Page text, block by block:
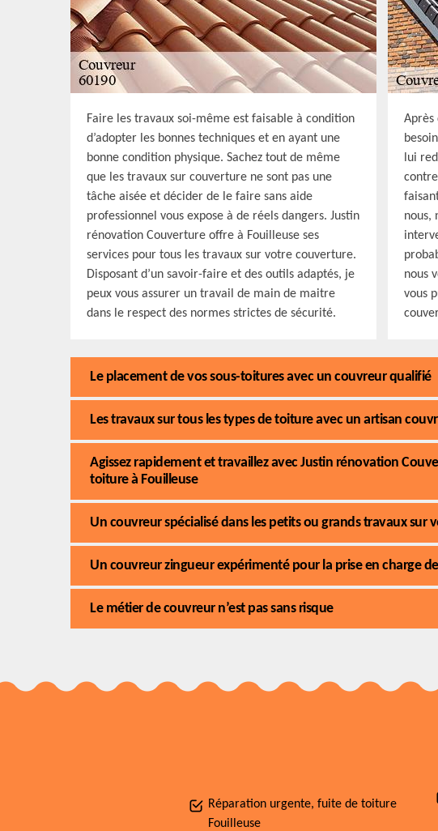
Faire les travaux soi-même est faisable à condition
d’adopter les bonnes techniques et en ayant une
bonne condition physique. Sachez tout de même
que les travaux sur couverture ne sont pas une
tâche aisée et décider de le faire sans aide
professionnel vous expose à de réels dangers. Justin
rénovation Couverture offre à Fouilleuse ses
services pour tous les travaux sur votre couverture.
Disposant d’un savoir-faire et des outils adaptés, je
peux vous assurer un travail de main de maitre
dans le respect des normes strictes de sécurité.
Après
lui
nous,
nous
vous
Le placement de vos sous-toitures avec un couvreur qualifié
Les travaux sur tous les types de toiture avec un artisan
Agissez rapidement et travaillez avec Justin rénovation
toiture à Fouilleuse
Un couvreur spécialisé dans les petits ou grands travaux sur
Un couvreur zingueur expérimenté pour la prise en charge
Le métier de couvreur n’est pas sans risque
Réparation urgente, fuite de toiture
Fouilleuse